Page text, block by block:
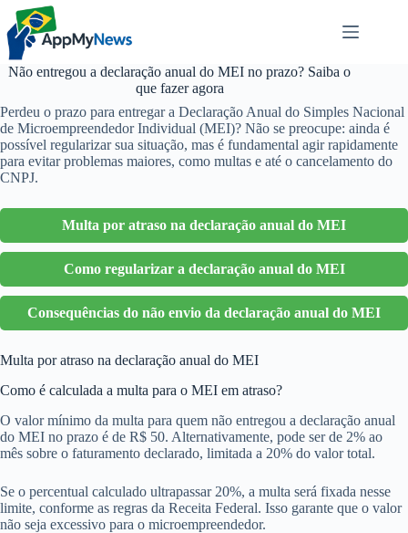
Pular
para
conteúdo
Não entregou a declaração anual do MEI no prazo? Saiba o
que fazer agora
Perdeu o prazo para entregar a Declaração Anual do Simples Nacional
de Microempreendedor Individual (MEI)? Não se preocupe: ainda é
possível regularizar sua situação, mas é fundamental agir rapidamente
para evitar problemas maiores, como multas e até o cancelamento do
CNPJ.
Multa por atraso na declaração anual do MEI
Como regularizar a declaração anual do MEI
Consequências do não envio da declaração anual do MEI
Multa por atraso na declaração anual do MEI
Como é calculada a multa para o MEI em atraso?
O valor mínimo da multa para quem não entregou a declaração anual
do MEI no prazo é de R$ 50. Alternativamente, pode ser de 2% ao
mês sobre o faturamento declarado, limitada a 20% do valor total.
Se o percentual calculado ultrapassar 20%, a multa será fixada nesse
limite, conforme as regras da Receita Federal. Isso garante que o valor
não seja excessivo para o microempreendedor.